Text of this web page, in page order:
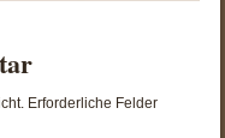
Erforderliche Felder